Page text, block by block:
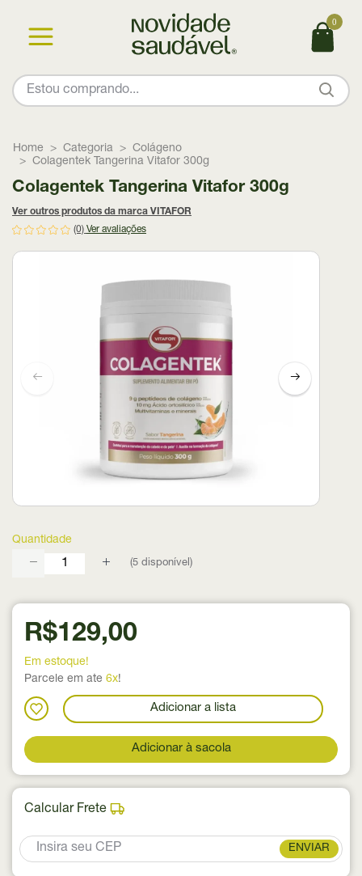
0
Home Categoria
Colágeno
Colagentek Tangerina Vitafor 300g
Quantidade
(5 disponível)
Colagentek Tangerina Vitafor 300g
Ver outros produtos da marca VITAFOR
(0) Ver avaliações
R$129,00
Em estoque!
Parcele em ate 6x!
Adicionar a lista
Adicionar à sacola
Calcular Frete
ENVIAR